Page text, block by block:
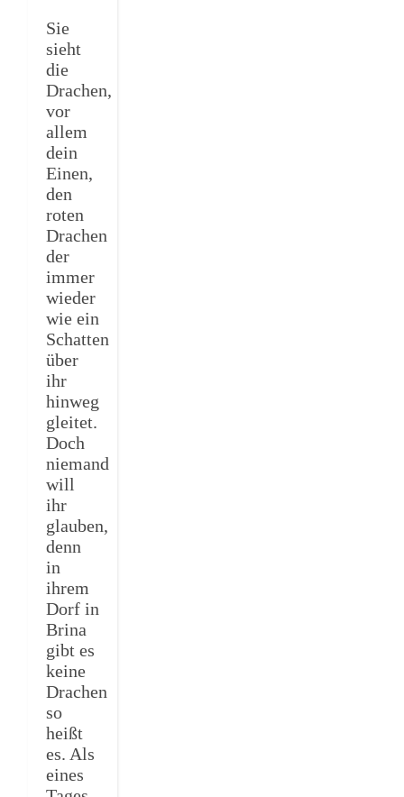
Sie
sieht
die
Drachen,
vor
allem
dein
Einen,
den
roten
Drachen
der
immer
wieder
wie ein
Schatten
über
ihr
hinweg
gleitet.
Doch
niemand
will
ihr
glauben,
denn
in
ihrem
Dorf in
Brina
gibt es
keine
Drachen
so
heißt
es. Als
eines